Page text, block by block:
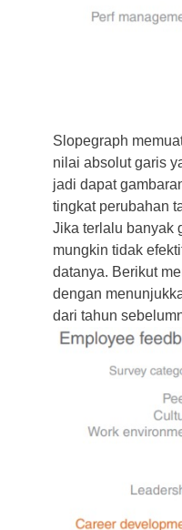
Slopegraph
nilai absolut garis
jadi dapat
tingkat perubahan
Jika terlalu banyak
mungkin tidak
datanya. Berikut
dengan
dari tahun